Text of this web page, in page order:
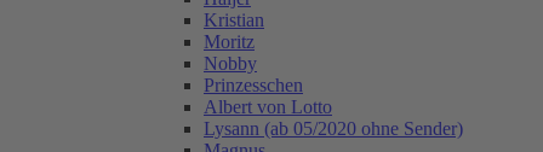
Kristian
Moritz
Nobby
Prinzesschen
Albert von Lotto
Lysann (ab 05/2020 ohne Sender)